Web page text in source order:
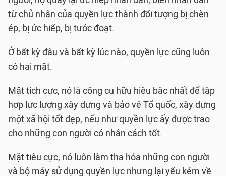
từ chủ nhân của quyền lực thành đối tượng bị chèn
ép, bị ức hiếp, bị tước đoạt.
Ở bất kỳ đâu và bất kỳ lúc nào, quyền lực cũng luôn
có hai mặt.
Mặt tích cực, nó là công cụ hữu hiệu bậc nhất để tập
hợp lực lượng xây dựng và bảo vệ Tổ quốc, xây dựng
một xã hội tốt đẹp, nếu như quyền lực ấy được trao
cho những con người có nhân cách tốt.
Mặt tiêu cực, nó luôn làm tha hóa những con người
và bộ máy sử dụng quyền lực nhưng lại yếu kém về